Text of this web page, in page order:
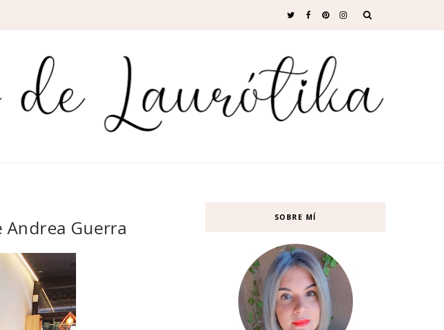
Guerra SOBRE MÍ